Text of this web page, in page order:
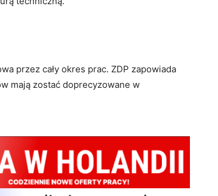
przez cały okres prac. ZDP zapowiada
mają zostać doprecyzowane w